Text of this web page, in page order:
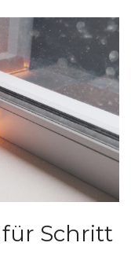
Schritt